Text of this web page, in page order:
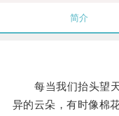
简介
每当我们抬头望天
异的云朵，有时像棉